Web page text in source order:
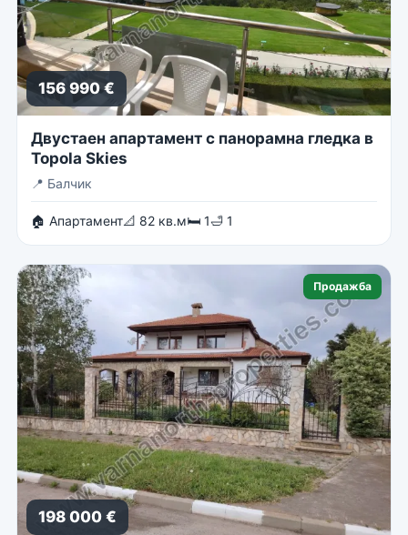
156 990 €
Двустаен апартамент с панорамна гледка в
Topola Skies
📍 Балчик
🏠 Апартамент📐 82 кв.м🛏 1🛁 1
Продажба
198 000 €